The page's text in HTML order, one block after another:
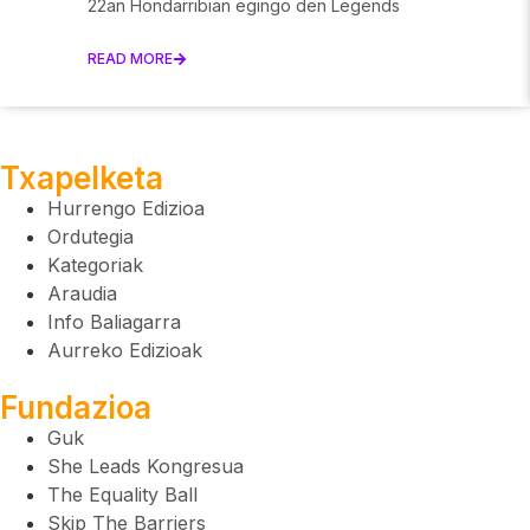
22an Hondarribian egingo den Legends
READ MORE
Txapelketa
Hurrengo Edizioa
Ordutegia
Kategoriak
Araudia
Info Baliagarra
Aurreko Edizioak
Fundazioa
Guk
She Leads Kongresua
The Equality Ball
Skip The Barriers